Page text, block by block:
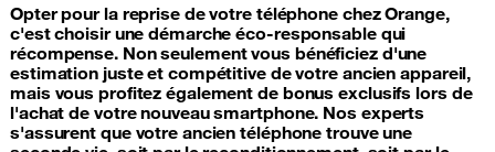
Opter pour la reprise de votre téléphone chez Orange,
c'est choisir une démarche éco-responsable qui
récompense. Non seulement vous bénéficiez d'une
estimation juste et compétitive de votre ancien appareil,
mais vous profitez également de bonus exclusifs lors de
l'achat de votre nouveau smartphone. Nos experts
s'assurent que votre ancien téléphone trouve une